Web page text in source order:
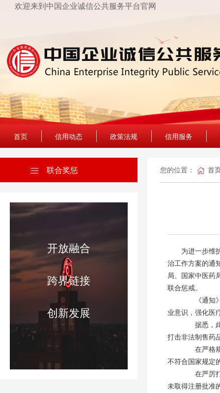
欢迎来到中国企业诚信公共服务平台官网
首页 信用动态 政策法规 信用服务
联合奖惩
开放融合
跨界链接
创新发展
您的位置： 首
为进一步维
治工作方案的通
局、国家中医药
联合惩戒。
《通知》
业意识，强化医
据悉，此
打击非法制售药
在严格规
不符合国家规定
在严厉打
未取得注册批准